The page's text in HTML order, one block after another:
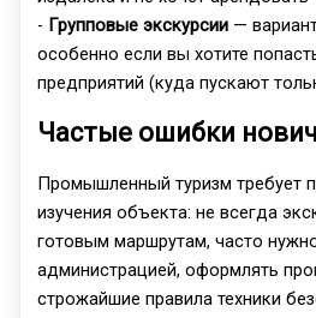
- Групповые экскурсии —
особенно если вы хотите
предприятий (куда пускают
Частые ошибки
Промышленный туризм требует
изучения объекта: не всегда
готовым маршрутам, часто
администрацией, оформлять
строжайшие правила техники